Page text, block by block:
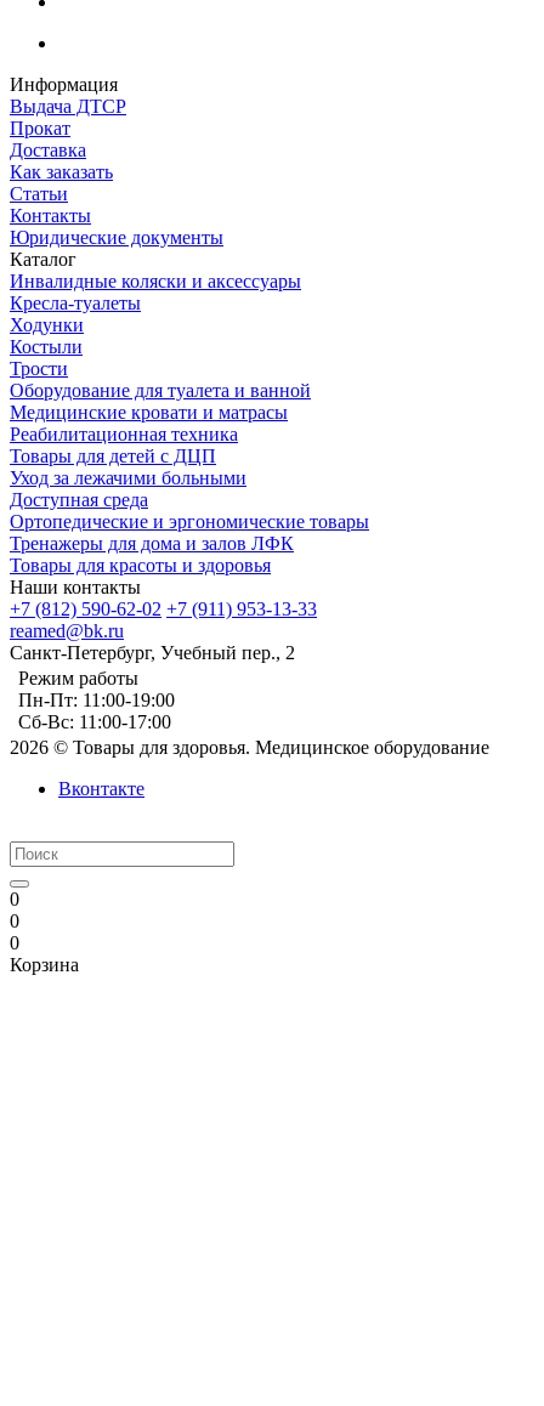
Информация
Выдача ДТСР
Прокат
Доставка
Как заказать
Статьи
Контакты
Юридические документы
Каталог
Инвалидные коляски и аксессуары
Кресла-туалеты
Ходунки
Костыли
Трости
Оборудование для туалета и ванной
Медицинские кровати и матрасы
Реабилитационная техника
Товары для детей с ДЦП
Уход за лежачими больными
Доступная среда
Ортопедические и эргономические товары
Тренажеры для дома и залов ЛФК
Товары для красоты и здоровья
Наши контакты
+7 (812) 590-62-02 +7 (911) 953-13-33
reamed@bk.ru
Санкт-Петербург, Учебный пер., 2
Режим работы
Пн-Пт: 11:00-19:00
Сб-Вс: 11:00-17:00
2026 © Товары для здоровья. Медицинское оборудование
Вконтакте
0
0
0
Корзина